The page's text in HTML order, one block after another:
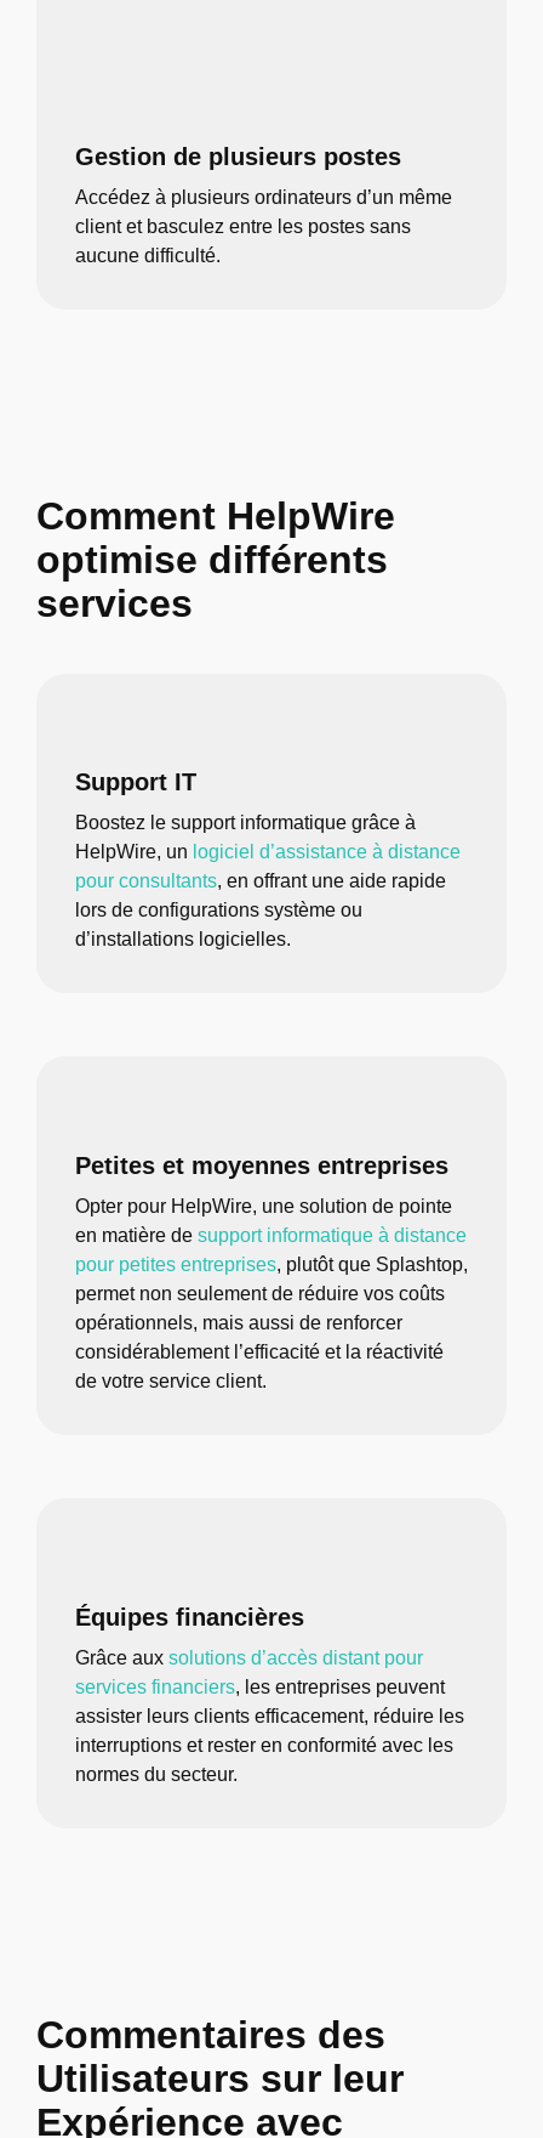
Gestion de plusieurs postes
Accédez à plusieurs ordinateurs d’un même
client et basculez entre les postes sans
aucune difficulté.
Comment HelpWire
optimise différents
services
Support IT
Boostez le support informatique grâce à
HelpWire, un logiciel d’assistance à distance
pour consultants, en offrant une aide rapide
lors de configurations système ou
d’installations logicielles.
Petites et moyennes entreprises
Opter pour HelpWire, une solution de pointe
en matière de support informatique à distance
pour petites entreprises, plutôt que Splashtop,
permet non seulement de réduire vos coûts
opérationnels, mais aussi de renforcer
considérablement l’efficacité et la réactivité
de votre service client.
Équipes financières
Grâce aux solutions d’accès distant pour
services financiers, les entreprises peuvent
assister leurs clients efficacement, réduire les
interruptions et rester en conformité avec les
normes du secteur.
Commentaires des
Utilisateurs sur leur
Expérience avec